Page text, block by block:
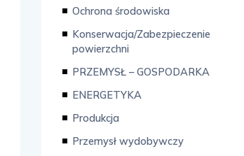
Ochrona środowiska
Konserwacja/Zabezpieczenie
powierzchni
PRZEMYSŁ – GOSPODARKA
ENERGETYKA
Produkcja
Przemysł wydobywczy